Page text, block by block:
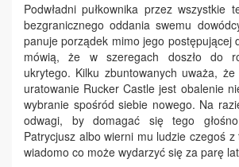
Podwładni pułkownika przez wszystkie
bezgranicznego oddania swemu
panuje porządek mimo jego postępującej
mówią, że w szeregach doszło do
ukrytego. Kilku zbuntowanych uważa,
uratowanie Rucker Castle jest obalenie
wybranie spośród siebie nowego. Na
odwagi, by domagać się tego
Patrycjusz albo wierni mu ludzie czegoś
wiadomo co może wydarzyć się za parę